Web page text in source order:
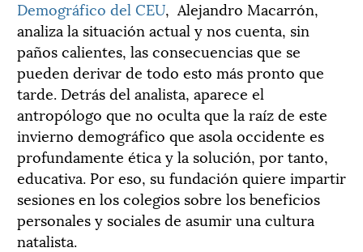
Demográfico del CEU, Alejandro Macarrón,
analiza la situación actual y nos cuenta, sin
paños calientes, las consecuencias que se
pueden derivar de todo esto más pronto que
tarde. Detrás del analista, aparece el
antropólogo que no oculta que la raíz de este
invierno demográfico que asola occidente es
profundamente ética y la solución, por tanto,
educativa. Por eso, su fundación quiere impartir
sesiones en los colegios sobre los beneficios
personales y sociales de asumir una cultura
natalista.